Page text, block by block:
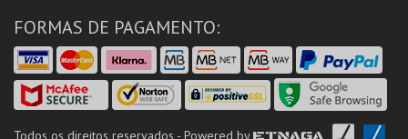
FORMAS DE PAGAMENTO:
Todos os direitos reservados - Powered by